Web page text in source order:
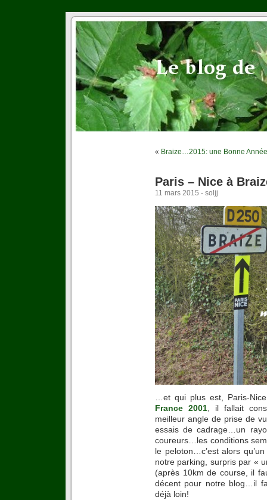
« Braize…2015: une Bonne
Paris – Nice à
11 mars 2015 - soljj
…et qui plus est, Paris-
France 2001 , il fallait
meilleur angle de prise de
essais de cadrage…un
coureurs…les conditions
le peloton…c’est alors
notre parking, surpris par «
(après 10km de course, il
décent pour notre blog…il
déjà loin!